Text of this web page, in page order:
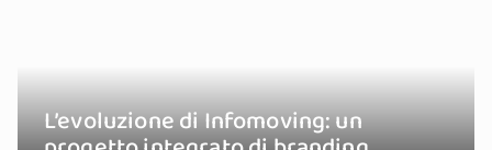
L’evoluzione di Infomoving: un